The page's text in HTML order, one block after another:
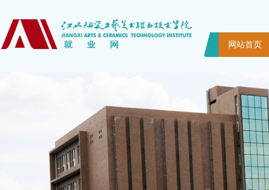
网站首页